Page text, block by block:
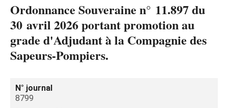
Ordonnance Souveraine n° 11.897 du
30 avril 2026 portant promotion au
grade d'Adjudant à la Compagnie des
Sapeurs-Pompiers.
N° journal
8799